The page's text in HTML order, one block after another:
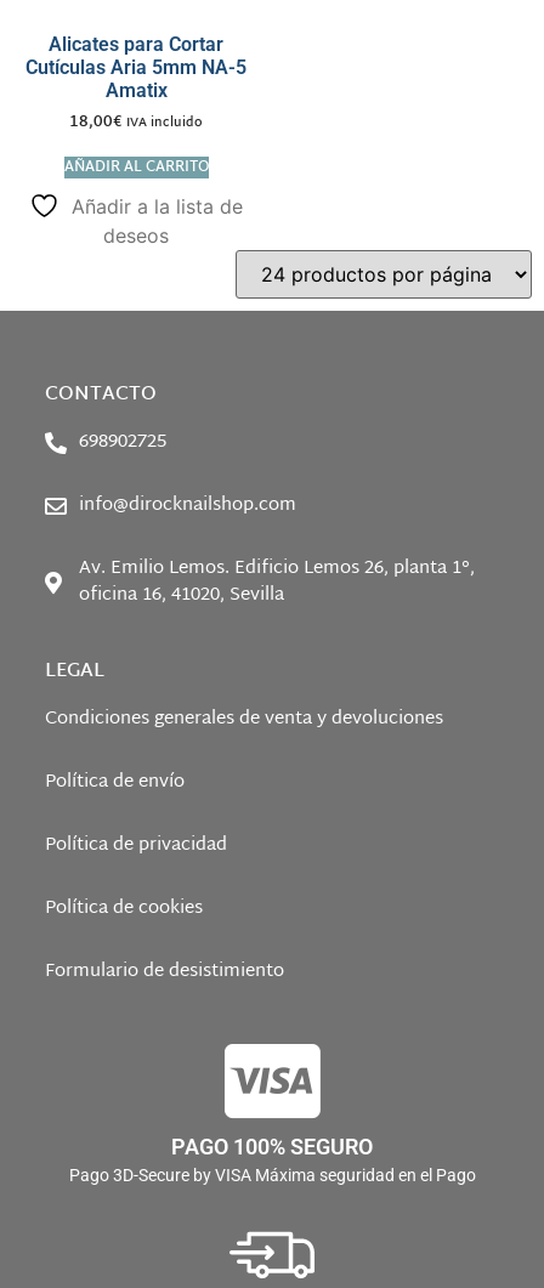
Alicates para Cortar
Cutículas Aria 5mm NA-5
Amatix
18,00€ IVA incluido
AÑADIR AL CARRITO
Añadir a la lista de
deseos
CONTACTO
698902725
info@dirocknailshop.com
Av. Emilio Lemos. Edificio Lemos 26, planta 1°,
oficina 16, 41020, Sevilla
LEGAL
Condiciones generales de venta y devoluciones
Política de envío
Política de privacidad
Política de cookies
Formulario de desistimiento
PAGO 100% SEGURO
Pago 3D-Secure by VISA Máxima seguridad en el Pago